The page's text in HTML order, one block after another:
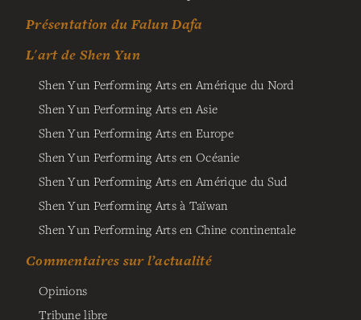
Présentation du Falun Dafa
L'art de Shen Yun
Shen Yun Performing Arts en Amérique du Nord
Shen Yun Performing Arts en Asie
Shen Yun Performing Arts en Europe
Shen Yun Performing Arts en Océanie
Shen Yun Performing Arts en Amérique du Sud
Shen Yun Performing Arts à Taïwan
Shen Yun Performing Arts en Chine continentale
Commentaires sur l’actualité
Opinions
Tribune libre